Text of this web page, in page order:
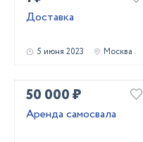
Доставка
5 июня 2023 Москва
50 000 ₽
Аренда самосвала